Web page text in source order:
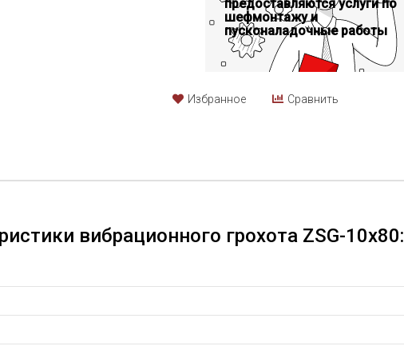
предоставляются услуги по
шефмонтажу и
пусконаладочные работы
Избранное Сравнить
вибрационного грохота ZSG-10x80: